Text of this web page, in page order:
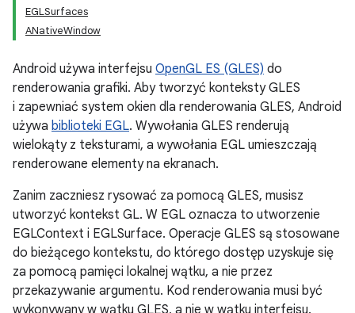
EGLSurfaces
ANativeWindow
Android używa interfejsu OpenGL ES (GLES) do
renderowania grafiki. Aby tworzyć konteksty GLES
i zapewniać system okien dla renderowania GLES, Android
używa biblioteki EGL. Wywołania GLES renderują
wielokąty z teksturami, a wywołania EGL umieszczają
renderowane elementy na ekranach.
Zanim zaczniesz rysować za pomocą GLES, musisz
utworzyć kontekst GL. W EGL oznacza to utworzenie
EGLContext i EGLSurface. Operacje GLES są stosowane
do bieżącego kontekstu, do którego dostęp uzyskuje się
za pomocą pamięci lokalnej wątku, a nie przez
przekazywanie argumentu. Kod renderowania musi być
wykonywany w wątku GLES, a nie w wątku interfejsu.